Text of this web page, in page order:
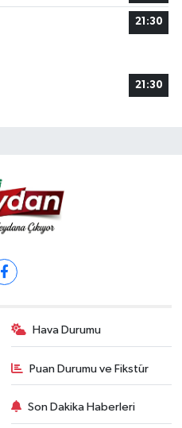
21:30
21:30
Hava Durumu
Puan Durumu ve Fikstür
Son Dakika Haberleri